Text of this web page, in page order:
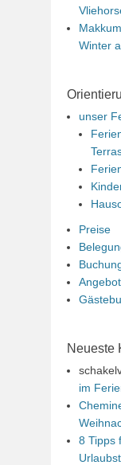
Winter
unser
Preise
Neueste
im
8 Tipps